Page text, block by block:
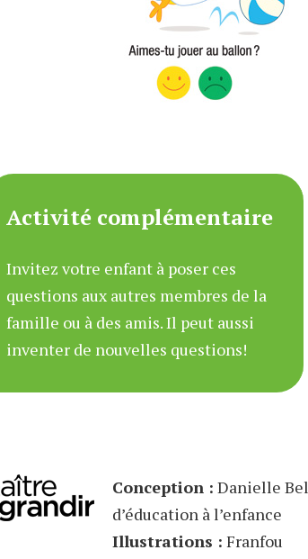
Activité complémentaire
Invitez votre enfant à poser ces
questions aux autres membres de la
famille ou à des amis. Il peut aussi
inventer de nouvelles questions!
Conception : Danielle
d’éducation à l’enfance
Illustrations : Franfou